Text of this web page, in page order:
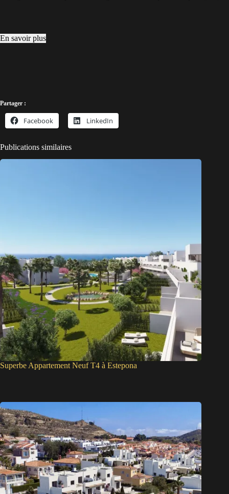
En savoir plus
Partager :
Facebook LinkedIn
Publications similaires
Superbe Appartement Neuf T4 à Estepona